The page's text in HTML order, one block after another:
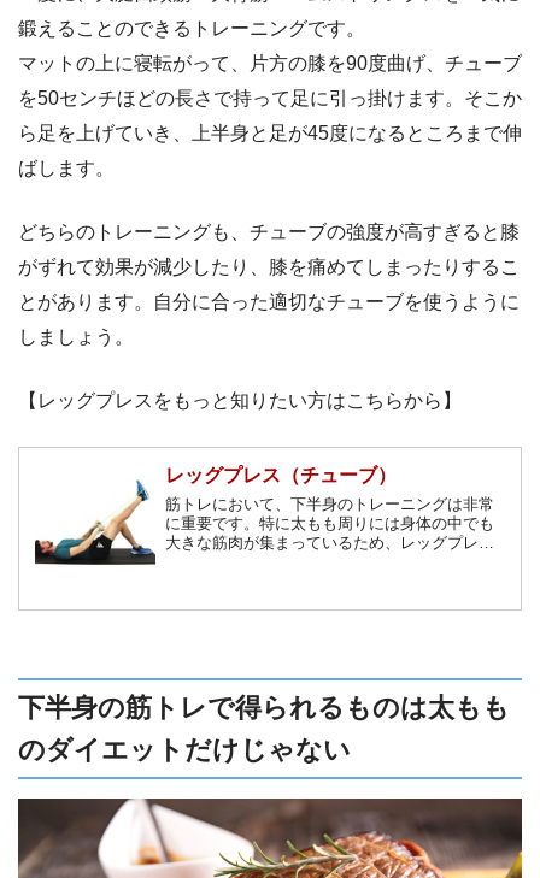
鍛えることのできるトレーニングです。
マットの上に寝転がって、片方の膝を90度曲げ、チューブ
を50センチほどの長さで持って足に引っ掛けます。そこか
ら足を上げていき、上半身と足が45度になるところまで伸
ばします。
どちらのトレーニングも、チューブの強度が高すぎると膝
がずれて効果が減少したり、膝を痛めてしまったりするこ
とがあります。自分に合った適切なチューブを使うように
しましょう。
【レッグプレスをもっと知りたい方はこちらから】
レッグプレス（チューブ）
筋トレにおいて、下半身のトレーニングは非常
に重要です。特に太もも周りには身体の中でも
大きな筋肉が集まっているため、レッグプレス
下半身の筋トレで得られるものは太もも
のダイエットだけじゃない